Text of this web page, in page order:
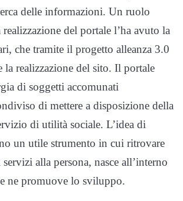
delle informazioni. Un ruolo
del portale l’ha avuto la
che tramite il progetto alleanza 3.0
la realizzazione del sito. Il portale
di soggetti accomunati
di mettere a disposizione della
di utilità sociale. L’idea di
un utile strumento in cui ritrovare
alla persona, nasce all’interno
ne promuove lo sviluppo.